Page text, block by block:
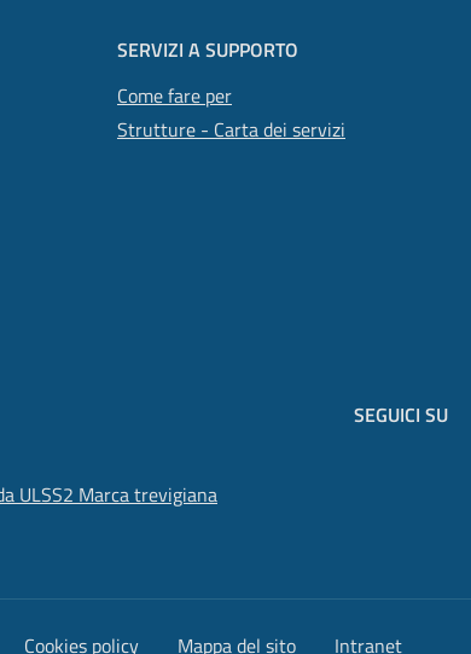
SERVIZI A SUPPORTO
Come fare per
Strutture - Carta dei servizi
ULSS2 Marca trevigiana
SEGUICI SU
Cookies policy Mappa del sito Intranet